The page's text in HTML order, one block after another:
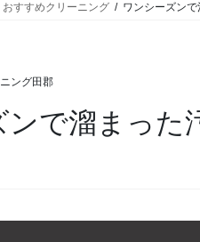
おすすめクリーニング ワンシーズン
ング田郡
ンで溜まった